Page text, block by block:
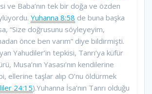
ve Baba’nın tek bir doğa ve özden
Yuhanna 8:58 de buna başka
“Size doğrusunu söyleyeyim,
önce ben varım” diye bildirmişti.
Yahudiler’in tepkisi, Tanrı’ya küfür
Musa’nın Yasası’nın kendilerine
ellerine taşlar alıp O’nu öldürmek
24:15).Yuhanna İsa’nın Tanrı olduğu